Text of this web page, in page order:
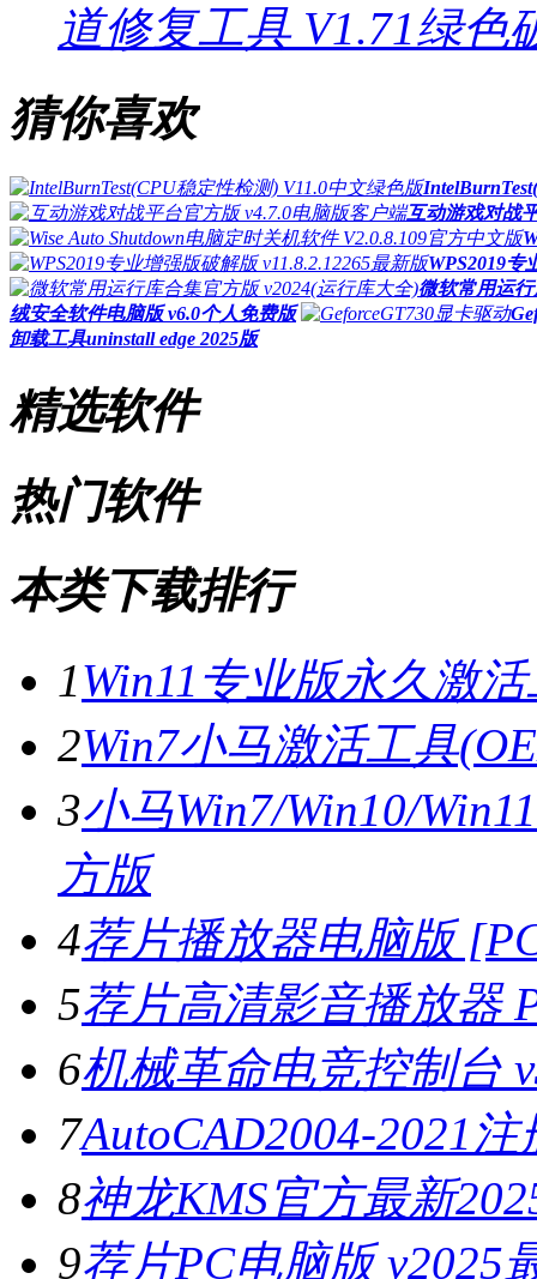
道修复工具 V1.71绿色
猜你喜欢
互动游戏对战
WPS2019专
微软常用运
绒安全软件电脑版 v6.0个人免费版
卸载工具uninstall edge 2025版
精选软件
热门软件
本类下载排行
1Win11专业版永久激
2Win7小马激活工具
3小马Win7/Win10/
方版
4荐片播放器电脑版
5荐片高清影音播放器
6机械革命电竞控制台
7AutoCAD2004-2021
8神龙KMS官方最新
9荐片PC电脑版 v2025